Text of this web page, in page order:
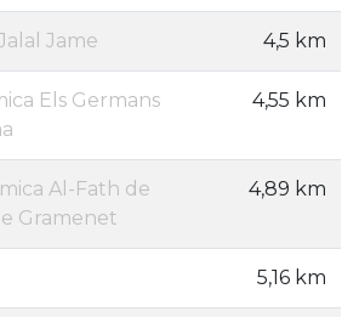
Jame 4,5 km
Els Germans
4,55 km
Al-Fath de
Gramenet
4,89 km
5,16 km